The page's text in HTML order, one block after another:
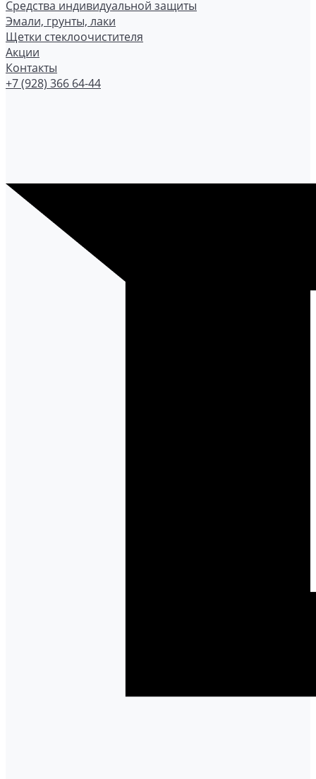
Средства индивидуальной защиты
Эмали, грунты, лаки
Щетки стеклоочистителя
Акции
Контакты
+7 (928) 366 64-44